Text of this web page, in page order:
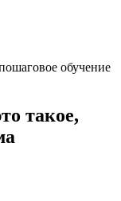
обучение
такое,